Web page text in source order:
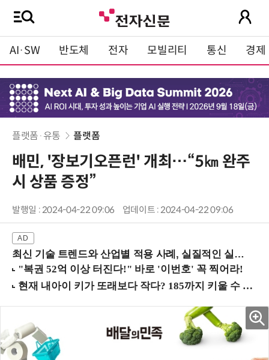
AI·SW 반도체 전자 모빌리티 통신 경제
플랫폼·유통 플랫폼
배민, '장보기오픈런' 개최…“5㎞ 완주
시 상품 증정”
발행일 : 2024-04-22 09:06 업데이트 : 2024-04-22 09:06
최신 기술 트렌드와 산업별 적용 사례, 실질적인 실행 전략을 공유 (9/18 양재역)